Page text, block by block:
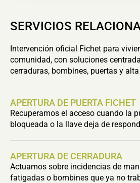
SERVICIOS
Intervención oficial Fichet para
comunidad, con soluciones
cerraduras, bombines, puertas y
APERTURA DE PUERTA FICHET
Recuperamos el acceso cuando la
bloqueada o la llave deja de
APERTURA DE CERRADURA
Actuamos sobre incidencias de
fatigadas o bombines que ya no